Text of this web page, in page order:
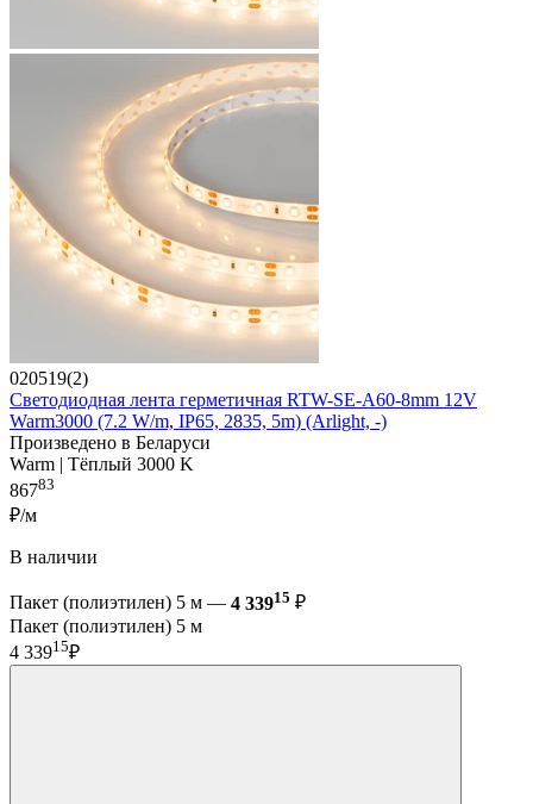
020519(2)
Светодиодная лента герметичная RTW-SE-A60-8mm 12V
Warm3000 (7.2 W/m, IP65, 2835, 5m) (Arlight, -)
Произведено в Беларуси
Warm | Тёплый 3000 K
86783
₽/м
В наличии
Пакет (полиэтилен) 5 м — 4 33915 ₽
Пакет (полиэтилен) 5 м
4 33915₽